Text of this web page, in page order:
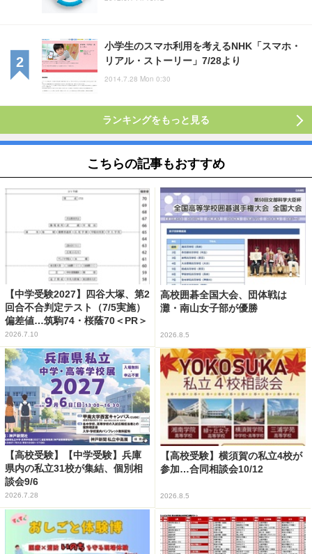
小学生のスマホ利用を考えるNHK「スマホ・
リアル・ストーリー」7/28より
2014.7.28 Mon 0:30
ランキングをもっと見る
こちらの記事もおすすめ
【中学受験2027】四谷大塚、第2
回合不合判定テスト（7/5実施）
偏差値…筑駒74・桜蔭70＜PR＞
2026.7.10
高校囲碁全国大会、団体戦は
灘・南山女子部が優勝
2026.8.5
【高校受験】【中学受験】兵庫
県内の私立31校が集結、個別相
談会9/6
2026.7.28
【高校受験】横須賀の私立4校が
参加…合同相談会10/12
2026.8.5